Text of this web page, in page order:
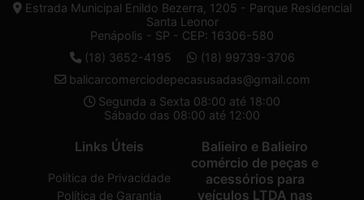
Estrada Municipal Enildo Bezerra, 1205 - Parque Residencial
Santa Leonor
Penápolis - SP - CEP: 16306-580
(18) 3652-4195
(18) 99739-3706
balicarcomerciodepecasusadas@gmail.com
Segunda a Sexta 08:00 até 18:00
Sábado das 08:00 até 12:00
Links Úteis
Política de Privacidade
Política de Garantia
Balieiro e Balieiro
comércio de peças e
acessórios para
veículos LTDA nas